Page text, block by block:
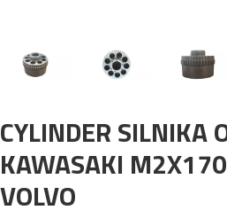
CYLINDER SILNIKA
KAWASAKI
VOLVO